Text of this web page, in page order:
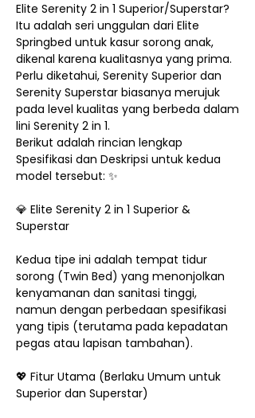
Elite Serenity 2 in 1 Superior/Superstar?
Itu adalah seri unggulan dari Elite
Springbed untuk kasur sorong anak,
dikenal karena kualitasnya yang prima.
Perlu diketahui, Serenity Superior dan
Serenity Superstar biasanya merujuk
pada level kualitas yang berbeda dalam
lini Serenity 2 in 1.
Berikut adalah rincian lengkap
Spesifikasi dan Deskripsi untuk kedua
model tersebut: ✨
💎 Elite Serenity 2 in 1 Superior &
Superstar
Kedua tipe ini adalah tempat tidur
sorong (Twin Bed) yang menonjolkan
kenyamanan dan sanitasi tinggi,
namun dengan perbedaan spesifikasi
yang tipis (terutama pada kepadatan
pegas atau lapisan tambahan).
💖 Fitur Utama (Berlaku Umum untuk
Superior dan Superstar)